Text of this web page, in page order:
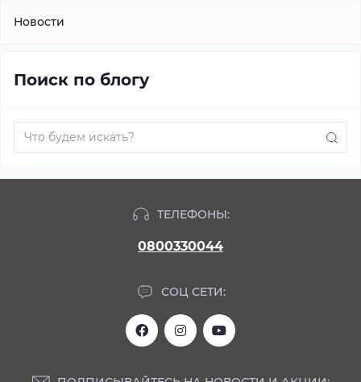
Новости
Поиск по блогу
ТЕЛЕФОНЫ:
0800330044
СОЦ СЕТИ: